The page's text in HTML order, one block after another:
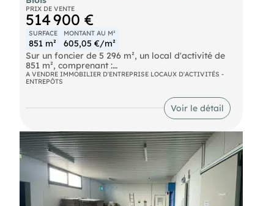
- Réfectoire
- Stockage
- Sanitaires
Bâtiment avec bardage double peau, structure
métallique, couverture bac acier
PRIX DE VENTE
514 900 €
SURFACE
851 m²
MONTANT AU M²
605,05 €/m²
Sur un foncier de 5 296 m², un local d'activité de
851 m², comprenant :
- Atelier de 400 m²
- 7 bureaux, 2 WC, douche et réfectoire
Bâtiment avec structure parpaings, charpente
métallique, dalle béton au sol et couverture
fibrociment
Dalle béton extérieure
A VENDRE IMMOBILIER D'ENTREPRISE LOCAUX D'ACTIVITÉS -
ENTREPÔTS
Voir le détail